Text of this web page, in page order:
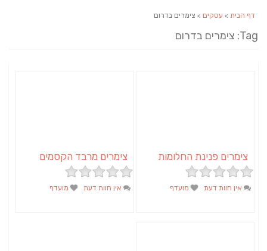
דף הבית > עסקים > צימרים בדרום
Tag: צימרים בדרום
צימרים פנינת החלומות
אין חוות דעת מועדף
צימרים מרבד הקסמים
אין חוות דעת מועדף